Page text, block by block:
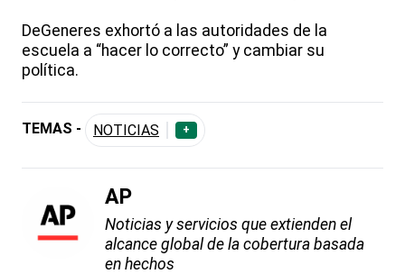
DeGeneres exhortó a las autoridades de la
escuela a “hacer lo correcto” y cambiar su
política.
TEMAS - NOTICIAS +
AP
Noticias y servicios que extienden el
alcance global de la cobertura basada
en hechos